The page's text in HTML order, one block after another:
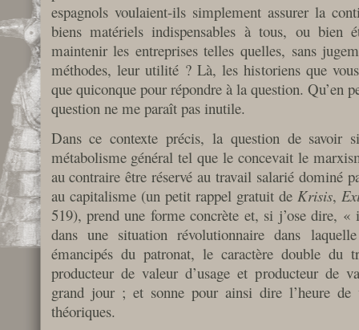
espagnols voulaient-ils simplement assurer la
biens matériels indispensables à tous, ou bien
maintenir les entreprises telles quelles, sans
méthodes, leur utilité ? Là, les historiens que
que quiconque pour répondre à la question. Qu’en
question ne me paraît pas inutile.
Dans ce contexte précis, la question de savoir
métabolisme général tel que le concevait le
au contraire être réservé au travail salarié dominé
au capitalisme (un petit rappel gratuit de Krisis,
519), prend une forme concrète et, si j’ose dire,
dans une situation révolutionnaire dans
émancipés du patronat, le caractère double du
producteur de valeur d’usage et producteur de
grand jour ; et sonne pour ainsi dire l’heure de
théoriques.